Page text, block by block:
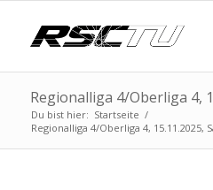
Regionalliga 4/Oberliga 4,
Du bist hier: Startseite /
Regionalliga 4/Oberliga 4, 15.11.2025,